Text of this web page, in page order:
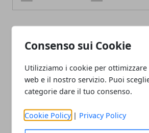
Consenso sui Cookie
Utilizziamo i cookie per
web e il nostro servizio. Puoi
categorie dare il tuo consenso.
Cookie Policy | Privacy Policy
ARTICOLI CORRELATI